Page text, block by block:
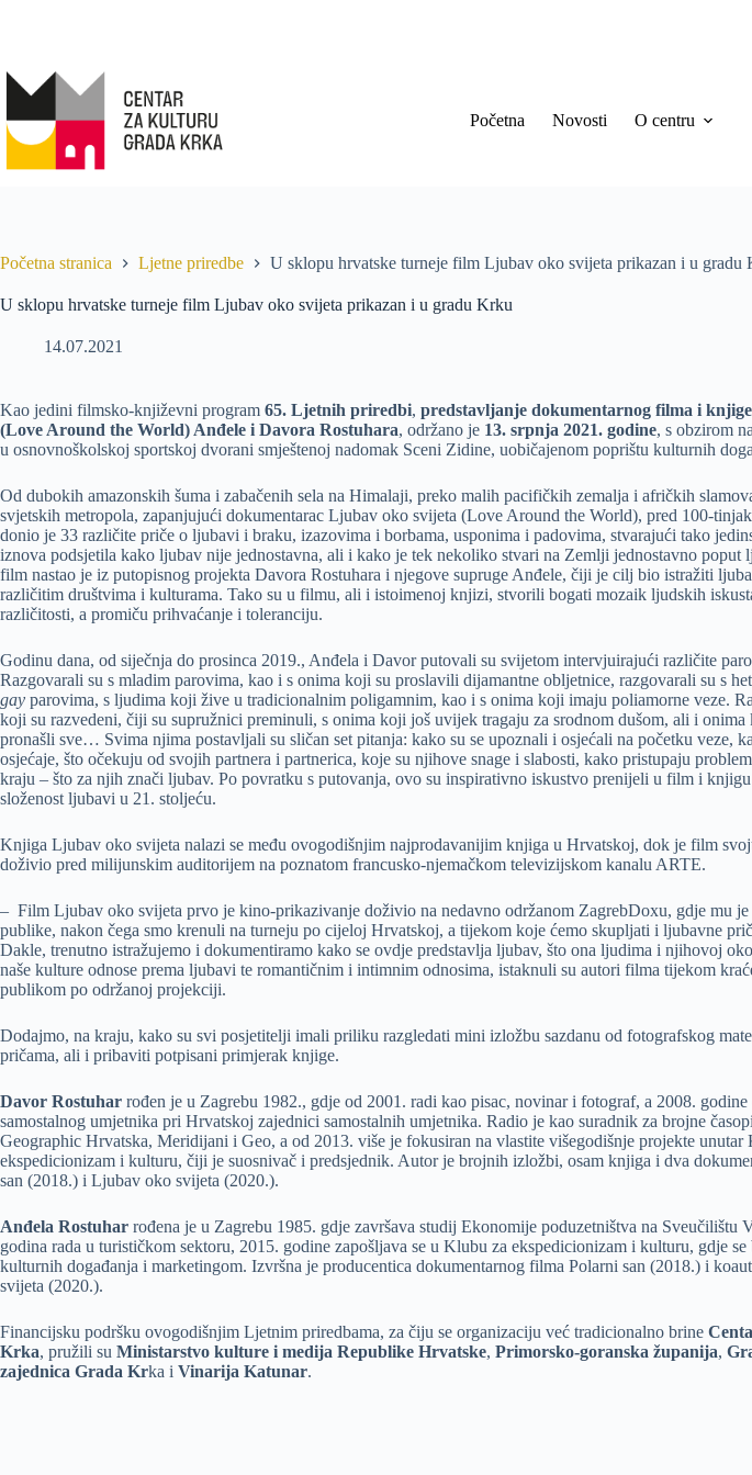
Početna Novosti O centru
Početna stranica Ljetne priredbe U sklopu hrvatske turneje film Ljubav oko svijeta prikazan i u gradu
U sklopu hrvatske turneje film Ljubav oko svijeta prikazan i u gradu Krku
14.07.2021
Kao jedini filmsko-književni program 65. Ljetnih priredbi, predstavljanje dokumentarnog filma i
(Love Around the World) Anđele i Davora Rostuhara, održano je 13. srpnja 2021. godine, s obzirom
u osnovnoškolskoj sportskoj dvorani smještenoj nadomak Sceni Zidine, uobičajenom poprištu kulturnih
Od dubokih amazonskih šuma i zabačenih sela na Himalaji, preko malih pacifičkih zemalja i afričkih
svjetskih metropola, zapanjujući dokumentarac Ljubav oko svijeta (Love Around the World), pred 100-
donio je 33 različite priče o ljubavi i braku, izazovima i borbama, usponima i padovima, stvarajući tako
iznova podsjetila kako ljubav nije jednostavna, ali i kako je tek nekoliko stvari na Zemlji jednostavno poput
film nastao je iz putopisnog projekta Davora Rostuhara i njegove supruge Anđele, čiji je cilj bio istražiti
različitim društvima i kulturama. Tako su u filmu, ali i istoimenoj knjizi, stvorili bogati mozaik ljudskih
različitosti, a promiču prihvaćanje i toleranciju.
Godinu dana, od siječnja do prosinca 2019., Anđela i Davor putovali su svijetom intervjuirajući različite
Razgovarali su s mladim parovima, kao i s onima koji su proslavili dijamantne obljetnice, razgovarali su s
gay parovima, s ljudima koji žive u tradicionalnim poligamnim, kao i s onima koji imaju poliamorne veze.
koji su razvedeni, čiji su supružnici preminuli, s onima koji još uvijek tragaju za srodnom dušom, ali i
pronašli sve… Svima njima postavljali su sličan set pitanja: kako su se upoznali i osjećali na početku veze,
osjećaje, što očekuju od svojih partnera i partnerica, koje su njihove snage i slabosti, kako pristupaju
kraju – što za njih znači ljubav. Po povratku s putovanja, ovo su inspirativno iskustvo prenijeli u film i
složenost ljubavi u 21. stoljeću.
Knjiga Ljubav oko svijeta nalazi se među ovogodišnjim najprodavanijim knjiga u Hrvatskoj, dok je film
doživio pred milijunskim auditorijem na poznatom francusko-njemačkom televizijskom kanalu ARTE.
– Film Ljubav oko svijeta prvo je kino-prikazivanje doživio na nedavno održanom ZagrebDoxu, gdje mu je
publike, nakon čega smo krenuli na turneju po cijeloj Hrvatskoj, a tijekom koje ćemo skupljati i ljubavne
Dakle, trenutno istražujemo i dokumentiramo kako se ovdje predstavlja ljubav, što ona ljudima i njihovoj
naše kulture odnose prema ljubavi te romantičnim i intimnim odnosima, istaknuli su autori filma tijekom
publikom po održanoj projekciji.
Dodajmo, na kraju, kako su svi posjetitelji imali priliku razgledati mini izložbu sazdanu od fotografskog
pričama, ali i pribaviti potpisani primjerak knjige.
Davor Rostuhar rođen je u Zagrebu 1982., gdje od 2001. radi kao pisac, novinar i fotograf, a 2008. godine
samostalnog umjetnika pri Hrvatskoj zajednici samostalnih umjetnika. Radio je kao suradnik za brojne
Geographic Hrvatska, Meridijani i Geo, a od 2013. više je fokusiran na vlastite višegodišnje projekte unutar
ekspedicionizam i kulturu, čiji je suosnivač i predsjednik. Autor je brojnih izložbi, osam knjiga i dva
san (2018.) i Ljubav oko svijeta (2020.).
Anđela Rostuhar rođena je u Zagrebu 1985. gdje završava studij Ekonomije poduzetništva na Sveučilištu
godina rada u turističkom sektoru, 2015. godine zapošljava se u Klubu za ekspedicionizam i kulturu, gdje
kulturnih događanja i marketingom. Izvršna je producentica dokumentarnog filma Polarni san (2018.) i
svijeta (2020.).
Financijsku podršku ovogodišnjim Ljetnim priredbama, za čiju se organizaciju već tradicionalno brine
Krka, pružili su Ministarstvo kulture i medija Republike Hrvatske, Primorsko-goranska županija,
zajednica Grada Krka i Vinarija Katunar.